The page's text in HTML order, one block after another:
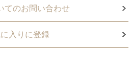
てのお問い合わせ
入りに登録